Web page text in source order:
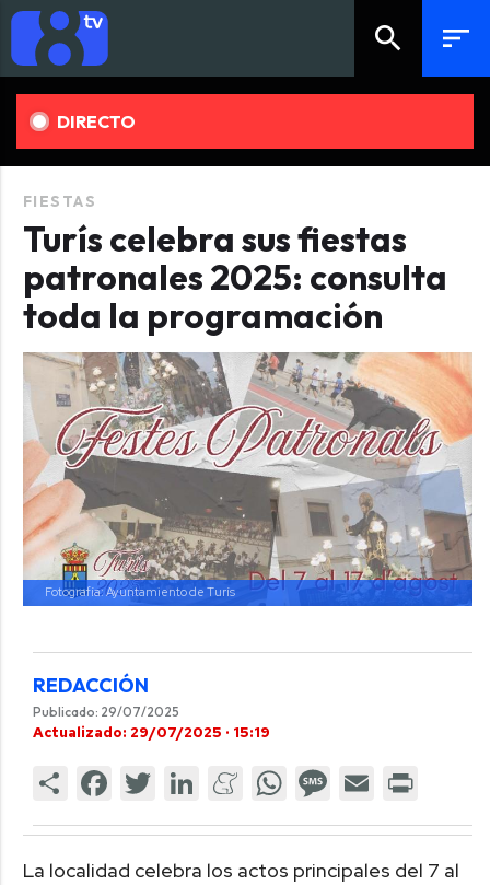
search sort
DIRECTO
FIESTAS
Turís celebra sus fiestas
patronales 2025: consulta
toda la programación
Fotografía: Ayuntamiento de Turís
REDACCIÓN
Publicado: 29/07/2025
Actualizado: 29/07/2025 · 15:19
La localidad celebra los actos principales del 7 al